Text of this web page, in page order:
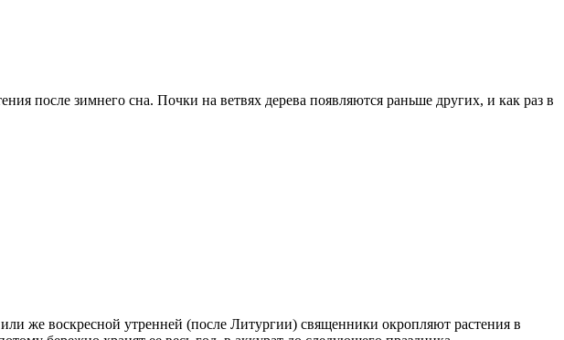
после зимнего сна. Почки на ветвях дерева появляются раньше других, и как раз в
же воскресной утренней (после Литургии) священники окропляют растения в